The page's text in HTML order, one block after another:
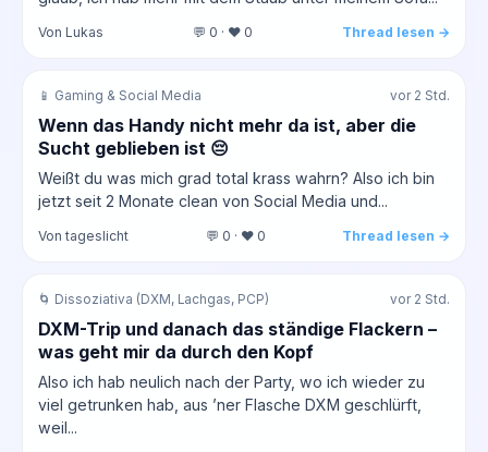
Von Lukas 💬 0 · ❤️ 0 Thread lesen →
📱 Gaming & Social Media vor 2 Std.
Wenn das Handy nicht mehr da ist, aber die
Sucht geblieben ist 😔
Weißt du was mich grad total krass wahrn? Also ich bin
jetzt seit 2 Monate clean von Social Media und...
Von tageslicht 💬 0 · ❤️ 0 Thread lesen →
🌀 Dissoziativa (DXM, Lachgas, PCP) vor 2 Std.
DXM-Trip und danach das ständige Flackern –
was geht mir da durch den Kopf
Also ich hab neulich nach der Party, wo ich wieder zu
viel getrunken hab, aus ’ner Flasche DXM geschlürft,
weil...